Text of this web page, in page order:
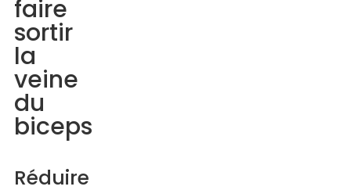
faire
sortir
la
veine
du
biceps
Réduire